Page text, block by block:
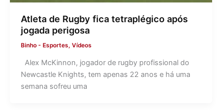
Atleta de Rugby fica tetraplégico após
jogada perigosa
Binho - Esportes, Vídeos
Alex McKinnon, jogador de rugby profissional do
Newcastle Knights, tem apenas 22 anos e há uma
semana sofreu uma